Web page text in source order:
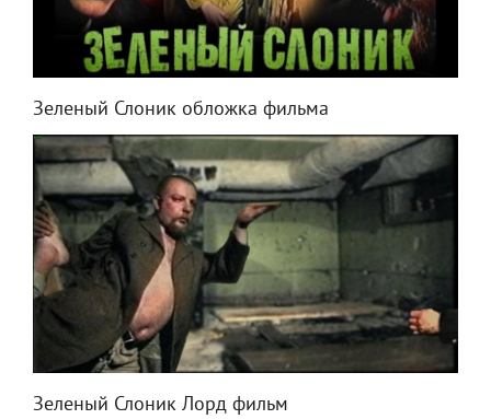
Зеленый Слоник обложка фильма
Зеленый Слоник Лорд фильм